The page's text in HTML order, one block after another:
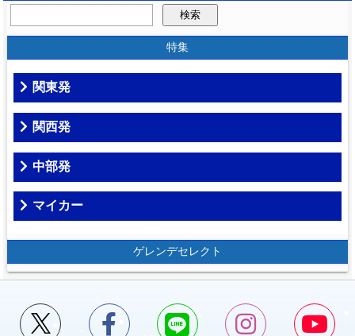
検索
特集
関東発
関西発
中部発
マイカー
ゲレンデセレクト